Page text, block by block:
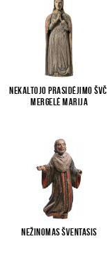
Nekaltojo Prasidėjimo Švč.
Mergelė Marija
Nežinomas šventasis